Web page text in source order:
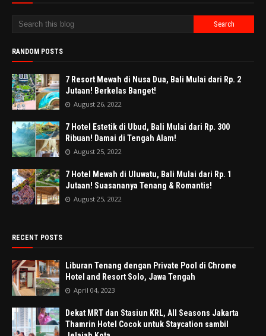
RANDOM POSTS
7 Resort Mewah di Nusa Dua, Bali Mulai dari Rp. 2
Jutaan! Berkelas Banget!
August 26, 2022
7 Hotel Estetik di Ubud, Bali Mulai dari Rp. 300
Ribuan! Damai di Tengah Alam!
August 25, 2022
7 Hotel Mewah di Uluwatu, Bali Mulai dari Rp. 1
Jutaan! Suasananya Tenang & Romantis!
August 25, 2022
RECENT POSTS
Liburan Tenang dengan Private Pool di Chrome
Hotel and Resort Solo, Jawa Tengah
April 04, 2023
Dekat MRT dan Stasiun KRL, All Seasons Jakarta
Thamrin Hotel Cocok untuk Staycation sambil